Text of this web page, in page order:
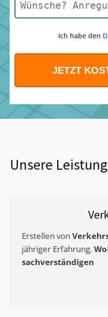
Ich habe den
Unsere
Erstellen von
jähriger Erfahrung.
sachverständigen